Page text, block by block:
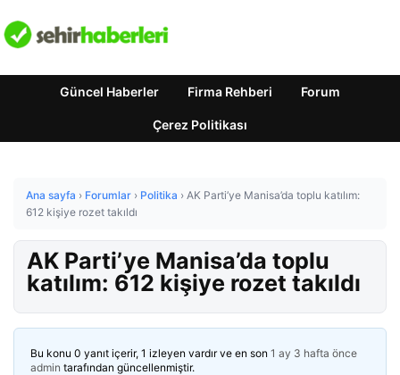
Güncel Haberler Firma Rehberi Forum
Çerez Politikası
Ana sayfa › Forumlar › Politika › AK Parti’ye Manisa’da toplu katılım:
612 kişiye rozet takıldı
AK Parti’ye Manisa’da toplu
katılım: 612 kişiye rozet takıldı
Bu konu 0 yanıt içerir, 1 izleyen vardır ve en son 1 ay 3 hafta önce
admin tarafından güncellenmiştir.